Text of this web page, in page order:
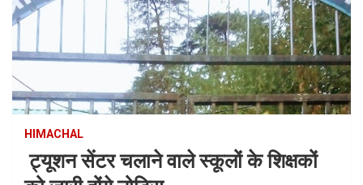
HIMACHAL
ट्यूशन सेंटर चलाने वाले स्कूलों के शिक्षकों